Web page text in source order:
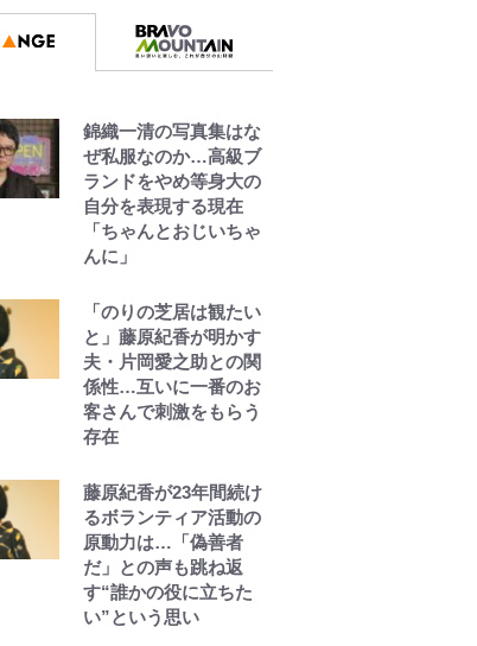
錦織一清の写真集はな
ぜ私服なのか…高級ブ
ランドをやめ等身大の
自分を表現する現在
「ちゃんとおじいちゃ
んに」
「のりの芝居は観たい
と」藤原紀香が明かす
夫・片岡愛之助との関
係性…互いに一番のお
客さんで刺激をもらう
存在
藤原紀香が23年間続け
るボランティア活動の
原動力は…「偽善者
だ」との声も跳ね返
す“誰かの役に立ちた
い”という思い